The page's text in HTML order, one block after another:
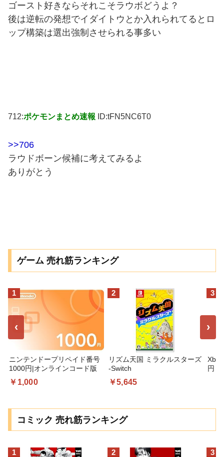
ゴースト好きならそれこそラウボどうよ？
後は逆転の発想でイダイトウとか入れられてるとロ
ップ構築は選出強制させられる事多い
712:ポケモンまとめ速報 ID:tFN5NC6T0
>>706
ラウドボーン候補に考えてみるよ
ありがとう
ゲーム 売れ筋ランキング
‹
1
ニンテンドープリペイド番号
1000円|オンラインコード版
￥1,000
2
リズム天国 ミラクルスターズ
-Switch
￥5,645
3
円
›
コミック 売れ筋ランキング
1 2 3